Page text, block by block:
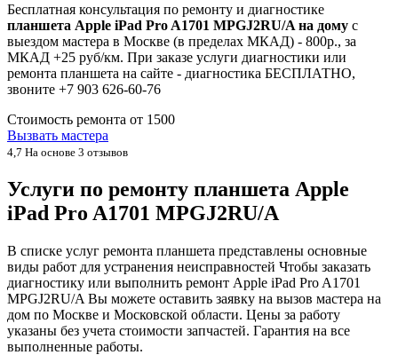
Бесплатная консультация по ремонту и диагностике
планшета Apple iPad Pro A1701 MPGJ2RU/A на дому с
выездом мастера в Москве (в пределах МКАД) - 800р., за
МКАД +25 руб/км. При заказе услуги диагностики или
ремонта планшета на сайте - диагностика БЕСПЛАТНО,
звоните +7 903 626-60-76
Стоимость ремонта от 1500
Вызвать мастера
4,7 На основе 3 отзывов
Услуги по ремонту планшета Apple
iPad Pro A1701 MPGJ2RU/A
В списке услуг ремонта планшета представлены основные
виды работ для устранения неисправностей Чтобы заказать
диагностику или выполнить ремонт Apple iPad Pro A1701
MPGJ2RU/A Вы можете оставить заявку на вызов мастера на
дом по Москве и Московской области. Цены за работу
указаны без учета стоимости запчастей. Гарантия на все
выполненные работы.